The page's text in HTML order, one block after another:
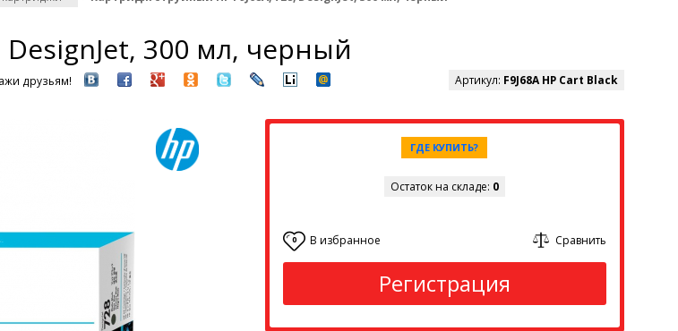
DesignJet, 300 мл, черный
друзьям! Артикул: F9J68A HP Cart Black
ГДЕ КУПИТЬ?
Остаток на складе: 0
0 В избранное Сравнить
Регистрация